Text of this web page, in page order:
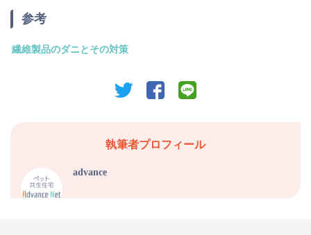
参考
繊維製品のダニとその対策
twitter facebook
執筆者プロフィール
advance